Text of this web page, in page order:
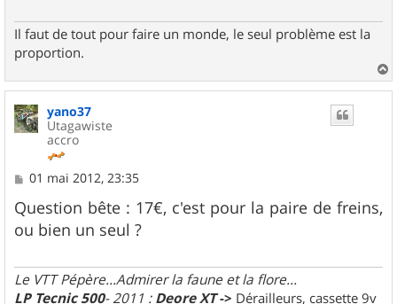
Il faut de tout pour faire un monde, le seul problème est la
proportion.
a
yano37
Utagawiste
accro
M
s
s
a
01 mai 2012, 23:35
Question bête : 17€, c'est pour la paire de freins,
ou bien un seul ?
Le VTT Pépère...Admirer la faune et la flore...
LP Tecnic 500- 2011 : Deore XT-> Dérailleurs, cassette 9v